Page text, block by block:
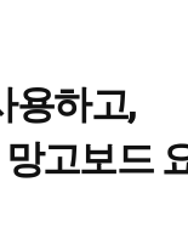
용하고,
고보드